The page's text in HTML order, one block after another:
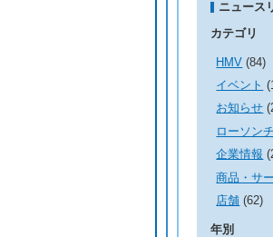
ニュース
カテゴリ
HMV (84)
イベント
お知らせ
ローソン
企業情報
商品・サ
店舗 (62)
年別